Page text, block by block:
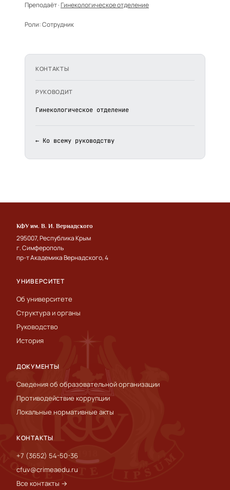
Преподаёт ·Гинекологическое отделение
Роли:Сотрудник
КОНТАКТЫ
РУКОВОДИТ
Гинекологическое отделение
← Ко всему руководству
КФУ им. В. И. Вернадского
295007, Республика Крым
г. Симферополь
пр-т Академика Вернадского, 4
УНИВЕРСИТЕТ
Об университете
Структура и органы
Руководство
История
ДОКУМЕНТЫ
Сведения об образовательной организации
Противодействие коррупции
Локальные нормативные акты
КОНТАКТЫ
+7 (3652) 54-50-36
cfuv@crimeaedu.ru
Все контакты →